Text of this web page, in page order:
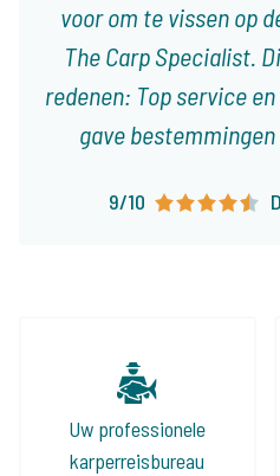
voor om te vissen op
The Carp Specialist.
redenen: Top service
gave
visvakanties die op
9/10
Uw professionele
karperreisbureau